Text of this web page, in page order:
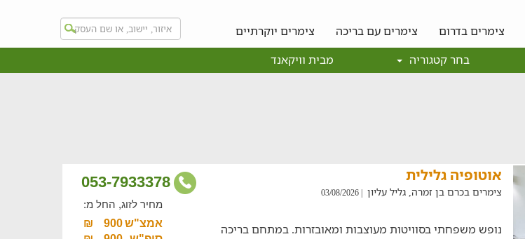
צימרים בדרום צימרים עם בריכה
צימרים יוקרתיים
בחר קטגוריה מבית וויקאנד
053-7933378 אוטופיה גלילית
צימרים בכרם בן זמרה, גליל עליון | 03/08/2026
נופש משפחתי בסוויטות מעוצבות ומאובזרות. במתחם בריכה
מחיר לזוג, החל מ:
אמצ"ש900
₪